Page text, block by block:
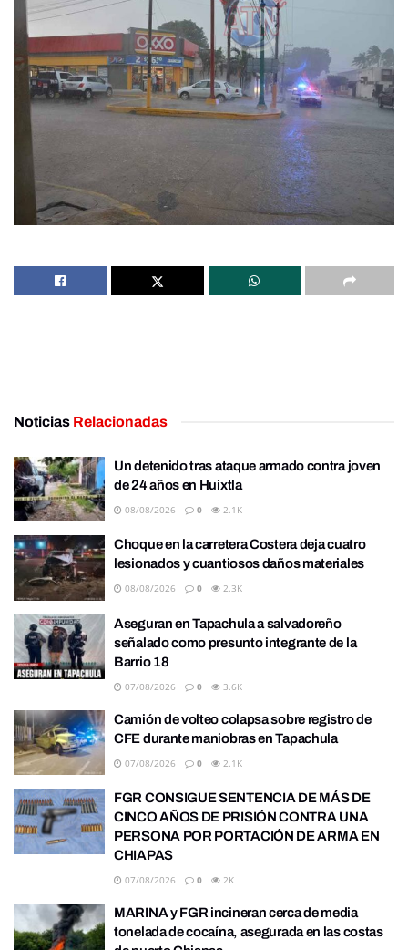
Noticias Relacionadas
Un detenido tras ataque armado contra joven
de 24 años en Huixtla
08/08/2026 0 2.1K
Choque en la carretera Costera deja cuatro
lesionados y cuantiosos daños materiales
08/08/2026 0 2.3K
Aseguran en Tapachula a salvadoreño
señalado como presunto integrante de la
Barrio 18
07/08/2026 0 3.6K
Camión de volteo colapsa sobre registro de
CFE durante maniobras en Tapachula
07/08/2026 0 2.1K
FGR CONSIGUE SENTENCIA DE MÁS DE
CINCO AÑOS DE PRISIÓN CONTRA UNA
PERSONA POR PORTACIÓN DE ARMA EN
CHIAPAS
07/08/2026 0 2K
MARINA y FGR incineran cerca de media
tonelada de cocaína, asegurada en las costas